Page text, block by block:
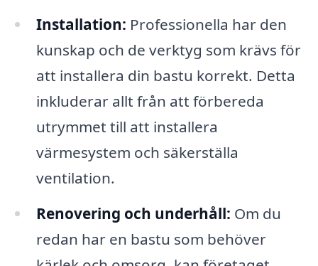
Installation: Professionella har den
kunskap och de verktyg som krävs för
att installera din bastu korrekt. Detta
inkluderar allt från att förbereda
utrymmet till att installera
värmesystem och säkerställa
ventilation.
Renovering och underhåll: Om du
redan har en bastu som behöver